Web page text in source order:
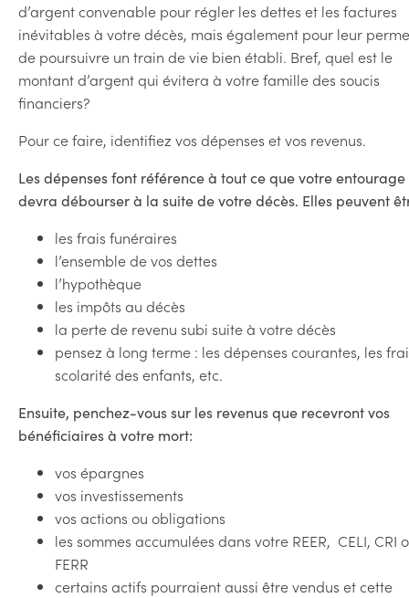
d’argent convenable pour régler les dettes et les factures
inévitables à votre décès, mais également pour leur
de poursuivre un train de vie bien établi. Bref, quel est le
montant d’argent qui évitera à votre famille des soucis
financiers?
Pour ce faire, identifiez vos dépenses et vos revenus.
Les dépenses font référence à tout ce que votre entourage
devra débourser à la suite de votre décès. Elles peuvent
les frais funéraires
l’ensemble de vos dettes
l’hypothèque
les impôts au décès
la perte de revenu subi suite à votre décès
pensez à long terme : les dépenses courantes, les
scolarité des enfants, etc.
Ensuite, penchez-vous sur les revenus que recevront vos
bénéficiaires à votre mort:
vos épargnes
vos investissements
vos actions ou obligations
les sommes accumulées dans votre REER, CELI, CRI
FERR
certains actifs pourraient aussi être vendus et cette